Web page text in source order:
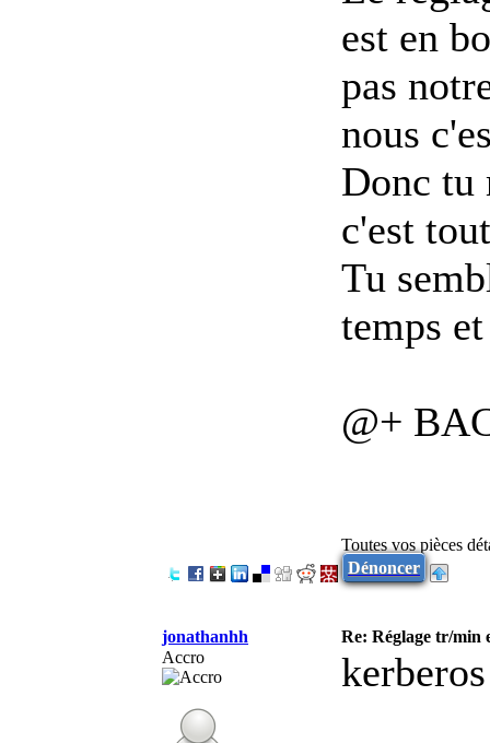
est en
pas
nous
Donc tu
c'est
Tu
temps
@+
Toutes vos pièces
Dénoncer
jonathanhh
Re: Réglage tr/min
Accro